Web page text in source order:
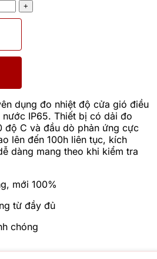
dụng đo nhiệt độ cửa gió điều
IP65. Thiết bị có dải đo
độ C và đầu dò phản ứng cực
lên đến 100h liên tục, kích
dàng mang theo khi kiểm tra
mới 100%
từ đầy đủ
chóng